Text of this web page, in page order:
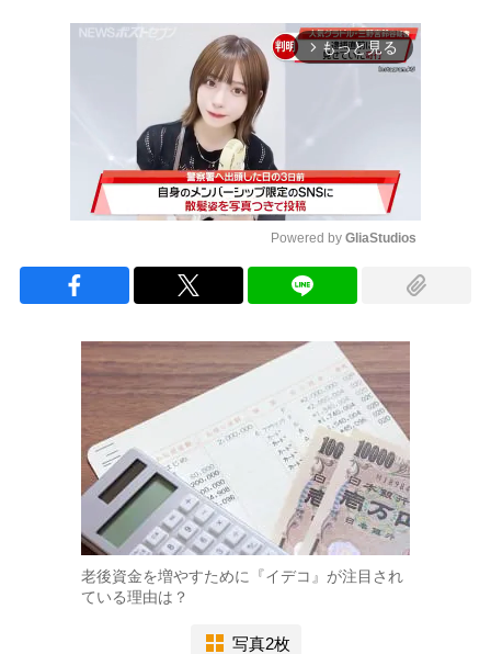
arrow_forward_ios もっと見る
Powered by GliaStudios
老後資金を増やすために『イデコ』が注目され
ている理由は？
写真2枚